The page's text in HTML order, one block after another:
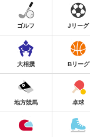
ゴルフ Jリーグ
大相撲 Bリーグ
地方競馬 卓球